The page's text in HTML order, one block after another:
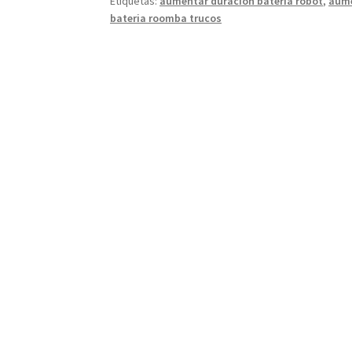
bateria roomba trucos